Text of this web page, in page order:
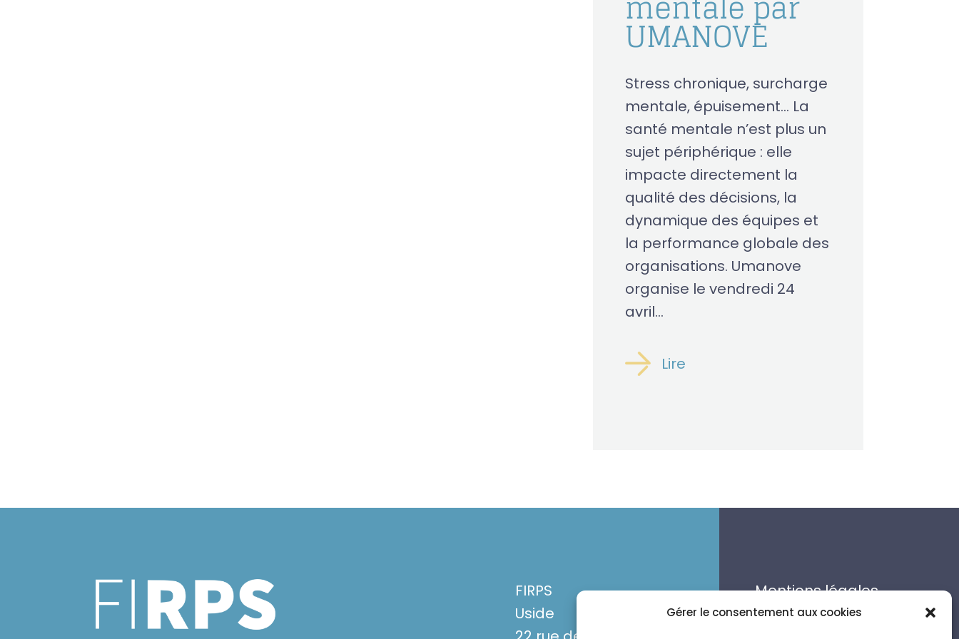
Gérer le consentement aux cookies
UMANOVE
Stress chronique, surcharge
mentale, épuisement… La
santé mentale n’est plus un
sujet périphérique : elle
impacte directement la
qualité des décisions, la
dynamique des équipes et
la performance globale des
organisations. Umanove
organise le vendredi 24
avril...
Lire
FIRPS
Uside
Mentions légales
Politique de